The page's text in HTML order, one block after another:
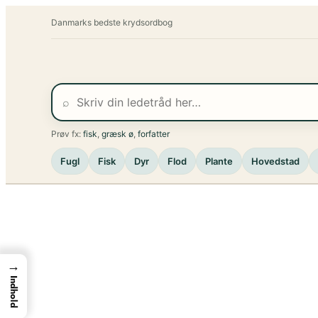
Danmarks bedste krydsordbog
⌕
Prøv fx: fisk græsk ø forfatter
Fugl Fisk Dyr Flod Plante Hovedstad
→
Indhold